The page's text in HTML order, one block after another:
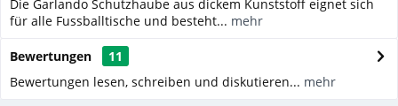
Die Garlando Schutzhaube aus dickem Kunststoff eignet sich
für alle Fussballtische und besteht... mehr
Bewertungen
11
Bewertungen lesen, schreiben und diskutieren... mehr